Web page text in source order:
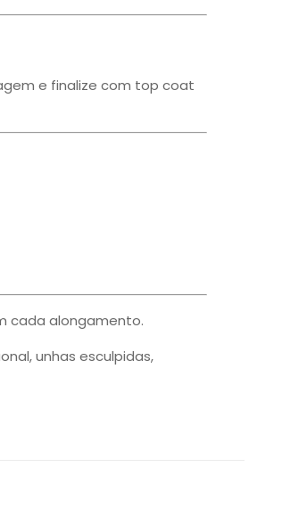
e finalize com top coat
cada alongamento.
unhas esculpidas,